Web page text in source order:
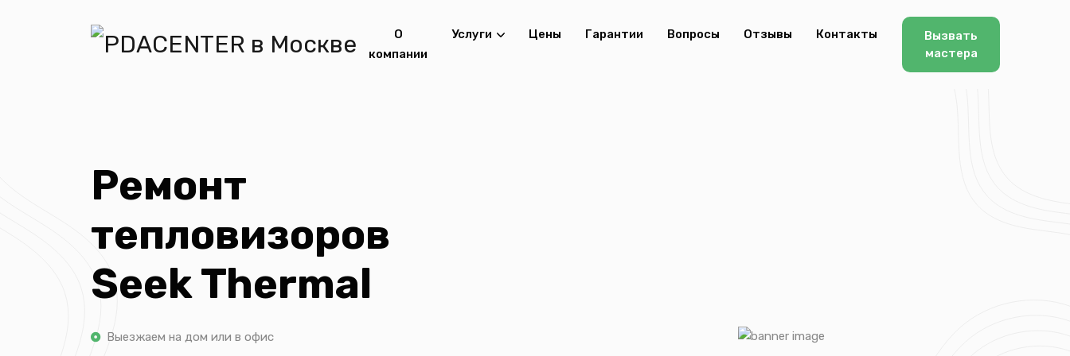
О
компании
Услуги Цены Гарантии Вопросы Отзывы Контакты
Вызвать
мастера
Ремонт
тепловизоров
Seek Thermal
Выезжаем на дом или в офис